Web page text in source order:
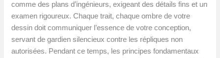
comme des plans d’ingénieurs, exigeant des détails fins et un
examen rigoureux. Chaque trait, chaque ombre de votre
dessin doit communiquer l’essence de votre conception,
servant de gardien silencieux contre les répliques non
autorisées. Pendant ce temps, les principes fondamentaux